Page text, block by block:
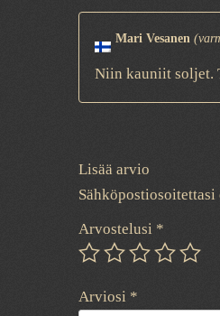
Mari Vesanen
Niin kauniit soljet.
Lisää arvio
Arvostelusi *
Arviosi *